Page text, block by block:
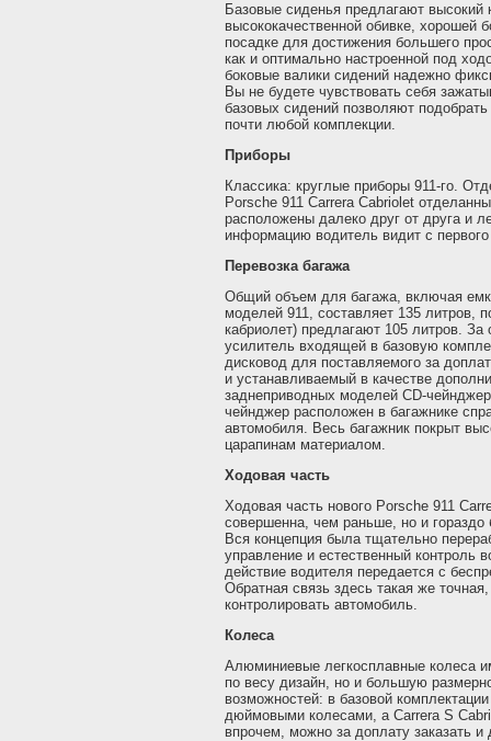
Базовые сиденья предлагают высокий
высококачественной обивке, хорошей
посадке для достижения большего
как и оптимально настроенной под
боковые валики сидений надежно
Вы не будете чувствовать себя
базовых сидений позволяют
почти любой комплекции.
Приборы
Классика: круглые приборы 911-го.
Porsche 911 Carrera Cabriolet
расположены далеко друг от друга и
информацию водитель видит с первого
Перевозка багажа
Общий объем для багажа, включая
моделей 911, составляет 135 литров,
кабриолет) предлагают 105 литров. За
усилитель входящей в базовую
дисковод для поставляемого за
и устанавливаемый в качестве
заднеприводных моделей CD-
чейнджер расположен в багажнике
автомобиля. Весь багажник покрыт
царапинам материалом.
Ходовая часть
Ходовая часть нового Porsche 911
совершенна, чем раньше, но и
Вся концепция была тщательно
управление и естественный контроль
действие водителя передается с
Обратная связь здесь такая же
контролировать автомобиль.
Колеса
Алюминиевые легкосплавные колеса
по весу дизайн, но и большую
возможностей: в базовой
дюймовыми колесами, а Carrera S
впрочем, можно за доплату заказать и